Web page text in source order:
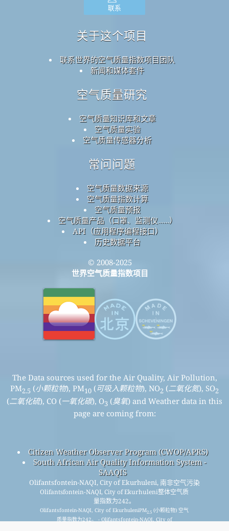
联系
关于这个项目
联系世界的空气质量指数项目团队
新闻和媒体套件
空气质量研究
空气质量知识库和文章
空气质量实验
空气质量传感器分析
常问问题
空气质量数据来源
空气质量指数计算
空气质量预报
空气质量产品（口罩、监测仪……）
API（应用程序编程接口）
历史数据平台
© 2008-2025
世界空气质量指数项目
The Data sources used for the Air Quality, Air Pollution,
PM2.5 (小颗粒物), PM10 (可吸入颗粒物), NO2 (二氧化氮), SO2
(二氧化硫), CO (一氧化碳), O3 (臭氧) and Weather data in this
page are coming from:
Citizen Weather Observer Program (CWOP/APRS)
South African Air Quality Information System -
SAAQIS
Olifantsfontein-NAQI, City of Ekurhuleni, 南非空气污染
Olifantsfontein-NAQI, City of Ekurhuleni整体空气质
量指数为242。
Olifantsfontein-NAQI, City of EkurhuleniPM2.5 (小颗粒物) 空气
质量指数为242。 - Olifantsfontein-NAQI, City of